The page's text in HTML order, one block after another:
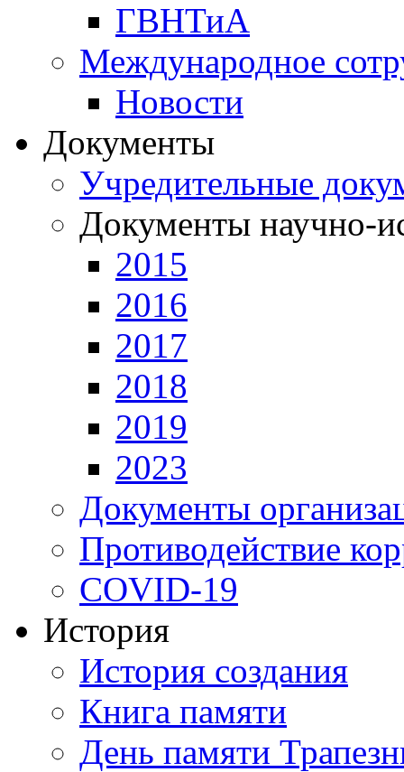
ГВНТиА
Международное
Новости
Документы
Учредительные
Документы научно-
2015
2016
2017
2018
2019
2023
Документы
Противодействие
СОVID-19
История
История создания
Книга памяти
День памяти